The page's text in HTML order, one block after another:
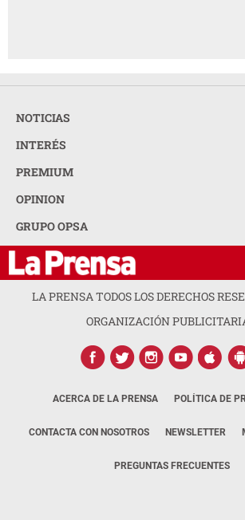
NOTICIAS
INTERÉS
PREMIUM
OPINION
GRUPO OPSA
LA PRENSA TODOS LOS DERECHOS
ORGANIZACIÓN
ACERCA DE LA PRENSA POLÍTICA DE
CONTACTA CON NOSOTROS NEWSLETTER
PREGUNTAS FRECUENTES